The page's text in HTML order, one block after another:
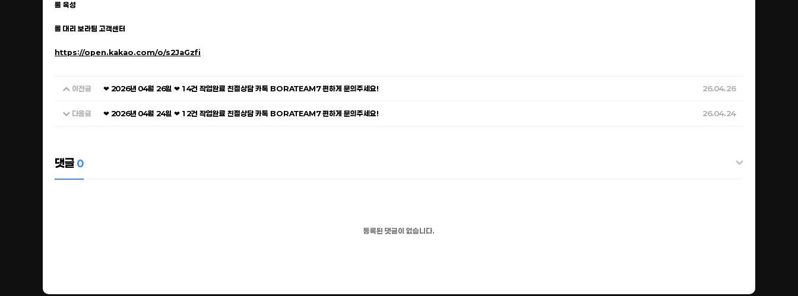
롤 육성
롤 대리 보라팀 고객센터
https://open.kakao.com/o/s2JaGzfi
이전글 ❤ 2026년 04월 26일 ❤ 14건 작업완료 친절상담 카톡 BORATEAM7 편하게 문의주세요! 26.04.26
다음글 ❤ 2026년 04월 24일 ❤ 12건 작업완료 친절상담 카톡 BORATEAM7 편하게 문의주세요! 26.04.24
댓글 0
등록된 댓글이 없습니다.